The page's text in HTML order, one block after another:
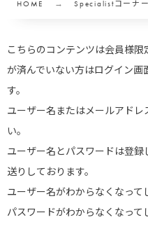
HOME Specialistコーナー
こちらのコンテンツは会員様
が済んでいない方はログイン
す。
ユーザー名またはメールアド
い。
ユーザー名とパスワードは登
送りしております。
ユーザー名がわからなくなって
パスワードがわからなくなって